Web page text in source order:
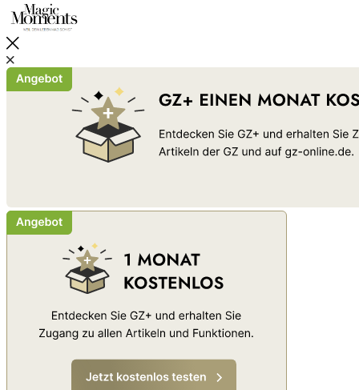
Schließen